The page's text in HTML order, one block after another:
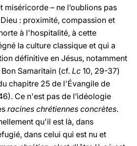
miséricorde – ne l’oublions pas
: proximité, compassion et
à l'hospitalité, à cette
la culture classique et qui a
définitive en Jésus, notamment
Samaritain (cf. Lc 10, 29-37)
chapitre 25 de l'Évangile de
Ce n'est pas de l’idéologie
racines chrétiennes concrètes.
qu'il est là, dans
dans celui qui est nu et